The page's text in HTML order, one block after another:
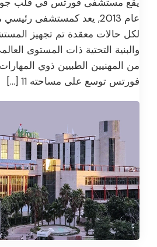
عام 2013, يعد كمستشفى
لكل حالات معقدة تم تجهيز
والبنية التحتية ذات المستوى
من المهنيين الطبيين ذوي
فورتس توسع على مساحته 11 […]